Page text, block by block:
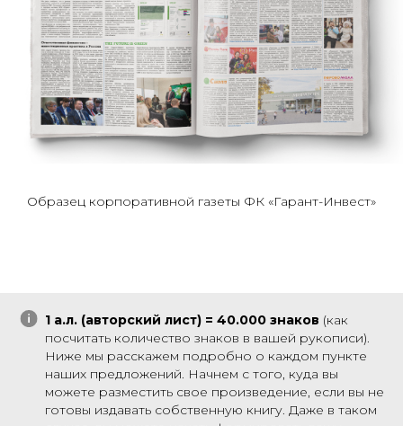
Образец корпоративной газеты ФК «Гарант-Инвест»
1 а.л. (авторский лист) = 40.000 знаков (как
посчитать количество знаков в вашей рукописи).
Ниже мы расскажем подробно о каждом пункте
наших предложений. Начнем с того, куда вы
можете разместить свое произведение, если вы не
готовы издавать собственную книгу. Даже в таком